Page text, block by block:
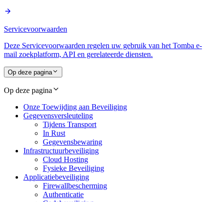
Servicevoorwaarden
Deze Servicevoorwaarden regelen uw gebruik van het Tomba e-
mail zoekplatform, API en gerelateerde diensten.
Op deze pagina
Op deze pagina
Onze Toewijding aan Beveiliging
Gegevensversleuteling
Tijdens Transport
In Rust
Gegevensbewaring
Infrastructuurbeveiliging
Cloud Hosting
Fysieke Beveiliging
Applicatiebeveiliging
Firewallbescherming
Authenticatie